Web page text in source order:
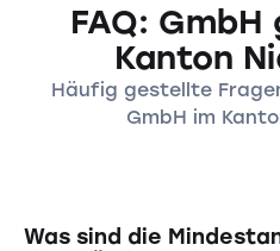
FAQ:
Kanton
Häufig gestellte
GmbH im
Was sind die